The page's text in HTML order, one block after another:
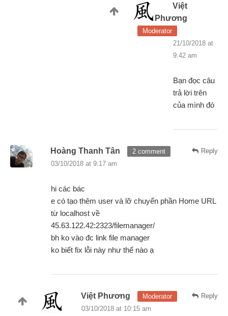
Việt
Phương
Moderator
21/10/2018 at
9:42 am
Bạn đọc câu
trả lời trên
của mình đó
Reply
Hoàng Thanh Tân
2 comment
03/10/2018 at 9:17 am
hi các bác
e có tạo thêm user và lỡ chuyển phần Home URL
từ localhost về
45.63.122.42:2323/filemanager/
bh ko vào đc link file manager
ko biết fix lỗi này như thế nào ạ
Reply
Việt Phương
Moderator
03/10/2018 at 10:15 am